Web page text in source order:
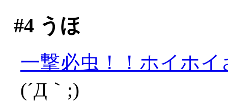
#4うほ
一撃必虫！！ホイホイ
(´Д｀;)